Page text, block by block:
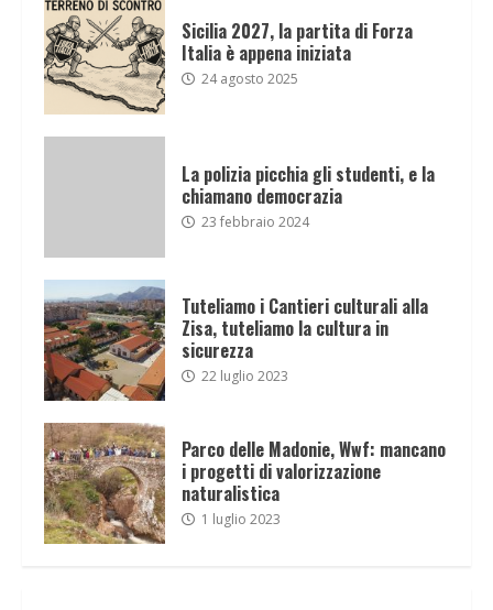
Sicilia 2027, la partita di Forza
Italia è appena iniziata
24 agosto 2025
La polizia picchia gli studenti, e la
chiamano democrazia
23 febbraio 2024
Tuteliamo i Cantieri culturali alla
Zisa, tuteliamo la cultura in
sicurezza
22 luglio 2023
Parco delle Madonie, Wwf: mancano
i progetti di valorizzazione
naturalistica
1 luglio 2023